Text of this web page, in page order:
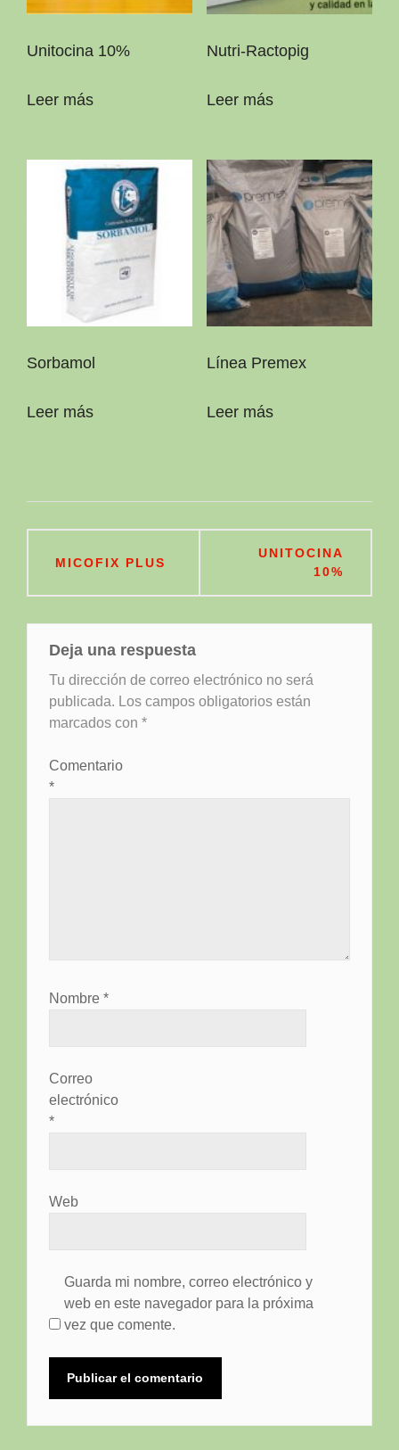
Unitocina 10%
Leer más
Nutri-Ractopig
Leer más
Sorbamol
Leer más
Línea Premex
Leer más
MICOFIX PLUS
UNITOCINA
10%
Deja una respuesta
Tu dirección de correo electrónico no será
publicada. Los campos obligatorios están
marcados con *
Comentario
*
Nombre *
Correo
electrónico
*
Web
Guarda mi nombre, correo electrónico y
web en este navegador para la próxima
vez que comente.